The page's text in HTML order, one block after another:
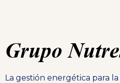
Grupo
La gestión energética para